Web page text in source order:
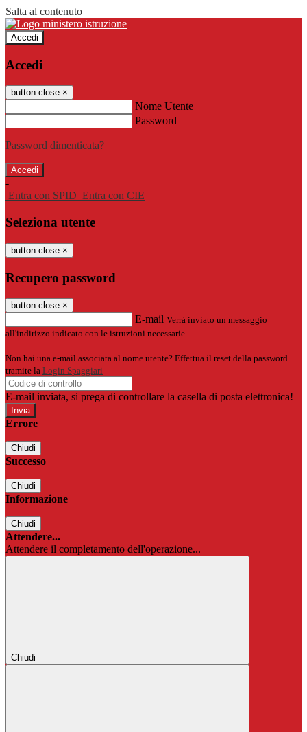
Salta al contenuto
Accedi
Accedi
button close ×
Nome Utente
Password
Password dimenticata?
-
Entra con SPID Entra con CIE
Seleziona utente
button close ×
Recupero password
button close ×
E-mail Verrà inviato un messaggio
all'indirizzo indicato con le istruzioni necessarie.
Non hai una e-mail associata al nome utente? Effettua il reset della password
tramite la Login Spaggiari
E-mail inviata, si prega di controllare la casella di posta elettronica!
Errore
Chiudi
Successo
Chiudi
Informazione
Chiudi
Attendere...
Attendere il completamento dell'operazione...
Chiudi